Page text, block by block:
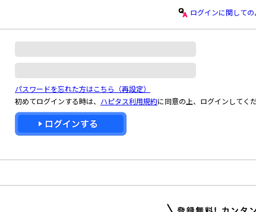
ログインに関して
パスワードを忘れた方はこちら（再設定）
初めてログインする時は、 ハピタス利用規約に同意の上、ログインしてく